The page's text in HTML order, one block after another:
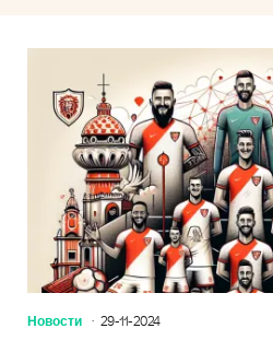
Новости 29-11-2024